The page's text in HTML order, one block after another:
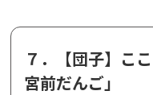
７．【団子】こ
宮前だんご」